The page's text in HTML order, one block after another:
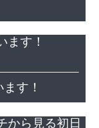
す！